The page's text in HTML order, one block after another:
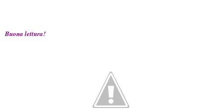
Buona lettura!